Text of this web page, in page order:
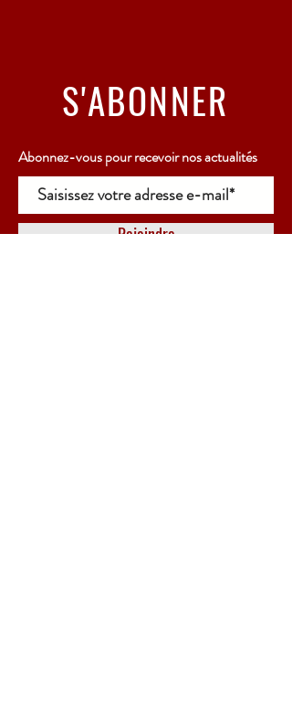
S'ABONNER
Abonnez-vous pour recevoir nos actualités
Rejoindre